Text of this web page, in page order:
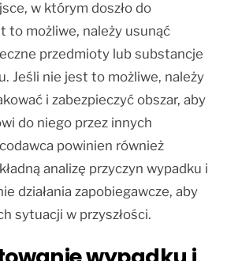
w którym doszło do
to możliwe, należy usunąć
przedmioty lub substancje
Jeśli nie jest to możliwe, należy
i zabezpieczyć obszar, aby
do niego przez innych
powinien również
analizę przyczyn wypadku i
działania zapobiegawcze, aby
sytuacji w przyszłości.